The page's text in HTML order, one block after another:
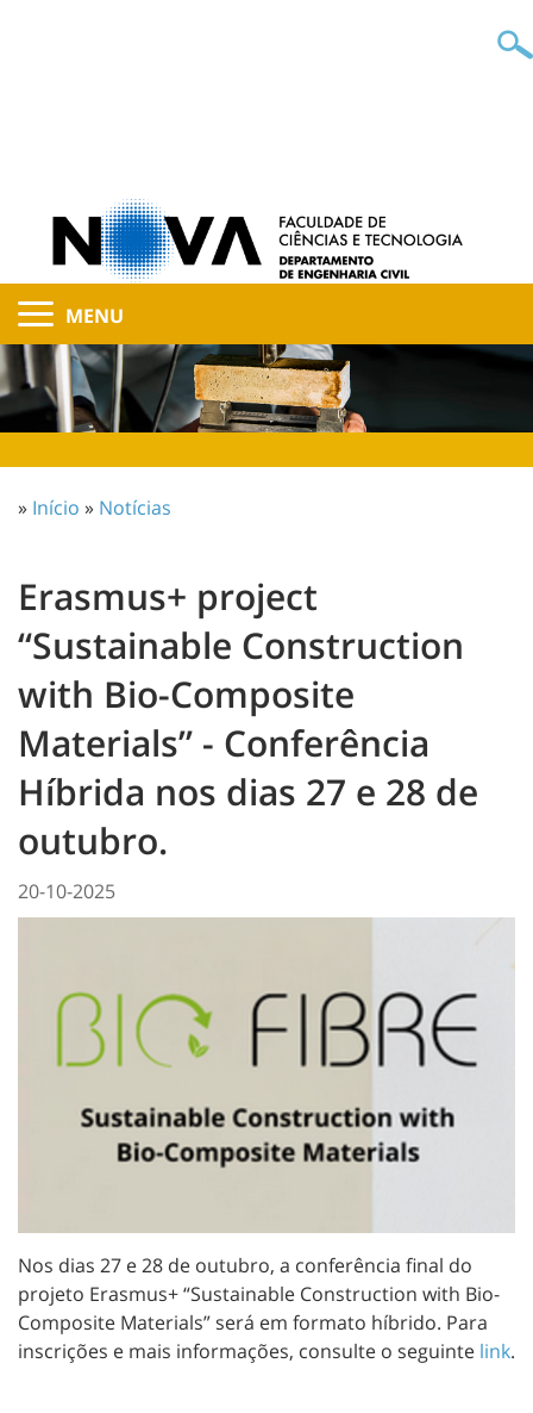
MENU
» Início » Notícias
Erasmus+ project
“Sustainable Construction
with Bio-Composite
Materials” - Conferência
Híbrida nos dias 27 e 28 de
outubro.
20-10-2025
Nos dias 27 e 28 de outubro, a conferência final do
projeto Erasmus+ “Sustainable Construction with Bio-
Composite Materials” será em formato híbrido. Para
inscrições e mais informações, consulte o seguinte link.